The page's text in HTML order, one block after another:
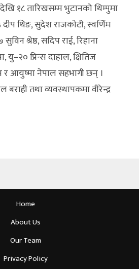
देखि १८ तारिखसम्म भुटानको थिम्पुमा
थिङ, सुदेश राजकोटी, स्वर्णिम
सुविन श्रेष्ठ, सदिप राई, रिहाना
यु–२० प्रिन्स दाहाल, क्षितिज
र आयुष्मा नेपाल सहभागी छन् ।
बराही तथा व्यवस्थापकमा वीरेन्द्र
Home
About Us
Our Team
Privacy Policy